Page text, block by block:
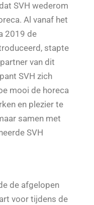
SVH wederom
Al vanaf het
2019 de
stapte
van dit
SVH zich
mooi de horeca
en plezier te
samen met
SVH
de afgelopen
voor tijdens de